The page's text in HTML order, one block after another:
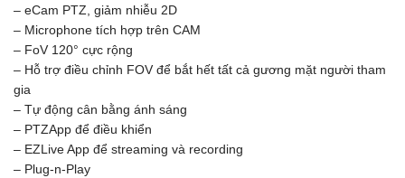
– eCam PTZ, giảm nhiễu 2D
– Microphone tích hợp trên CAM
– FoV 120° cực rộng
– Hỗ trợ điều chỉnh FOV để bắt hết tất cả gương mặt người tham
gia
– Tự động cân bằng ánh sáng
– PTZApp để điều khiển
– EZLive App để streaming và recording
– Plug-n-Play